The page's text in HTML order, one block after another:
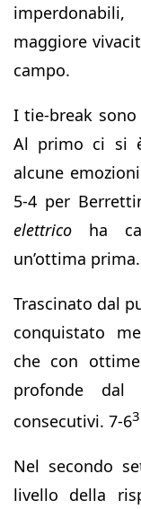
maggiore
campo.
I tie-break
Al primo ci si
alcune
5-4 per
elettrico ha
un’ottima prima.
Trascinato dal
conquistato
che con
profonde
consecutivi. 7-63
Nel secondo
livello della